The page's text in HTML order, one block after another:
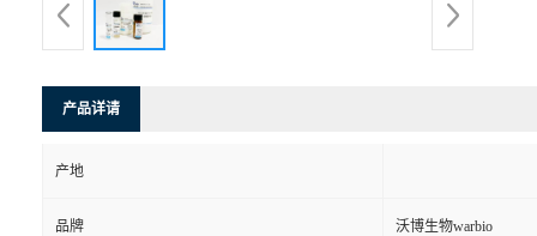
产品详请
产地
品牌 沃博生物warbio